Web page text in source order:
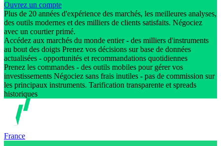
Ouvrez un compte
Plus de 20 années d'expérience des marchés, les meilleures analyses,
des outils modernes et des milliers de clients satisfaits. Négociez
avec un courtier primé.
Accédez aux marchés du monde entier - des milliers d'instruments
au bout des doigts Prenez vos décisions sur base de données
actualisées - opportunités et recommandations quotidiennes
Prenez les commandes - des outils mobiles pour gérer vos
investissements Négociez sans frais inutiles - pas de commission sur
les principaux instruments. Tarification transparente et spreads
historiques
France